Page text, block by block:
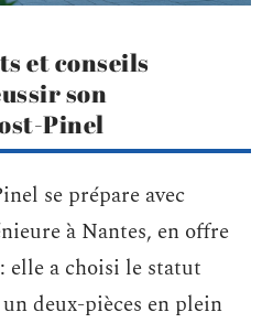
et conseils
son
Pinel
se prépare avec
à Nantes, en offre
elle a choisi le statut
deux-pièces en plein